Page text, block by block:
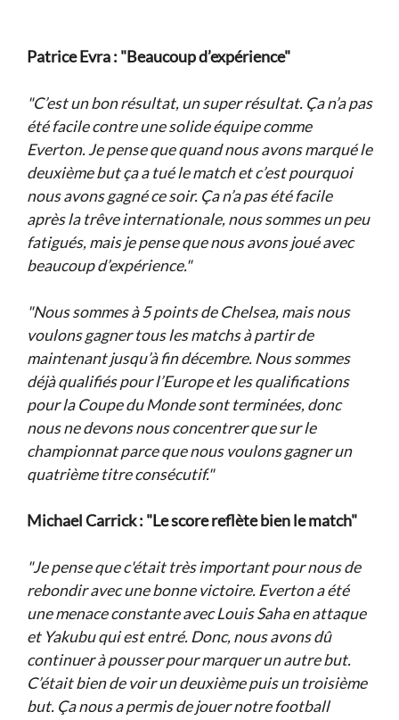
Patrice Evra : "Beaucoup d’expérience"
"C’est un bon résultat, un super résultat. Ça n’a pas
été facile contre une solide équipe comme
Everton. Je pense que quand nous avons marqué le
deuxième but ça a tué le match et c’est pourquoi
nous avons gagné ce soir. Ça n’a pas été facile
après la trêve internationale, nous sommes un peu
fatigués, mais je pense que nous avons joué avec
beaucoup d’expérience."
"Nous sommes à 5 points de Chelsea, mais nous
voulons gagner tous les matchs à partir de
maintenant jusqu’à fin décembre. Nous sommes
déjà qualifiés pour l’Europe et les qualifications
pour la Coupe du Monde sont terminées, donc
nous ne devons nous concentrer que sur le
championnat parce que nous voulons gagner un
quatrième titre consécutif."
Michael Carrick : "Le score reflète bien le match"
"Je pense que c'était très important pour nous de
rebondir avec une bonne victoire. Everton a été
une menace constante avec Louis Saha en attaque
et Yakubu qui est entré. Donc, nous avons dû
continuer à pousser pour marquer un autre but.
C’était bien de voir un deuxième puis un troisième
but. Ça nous a permis de jouer notre football